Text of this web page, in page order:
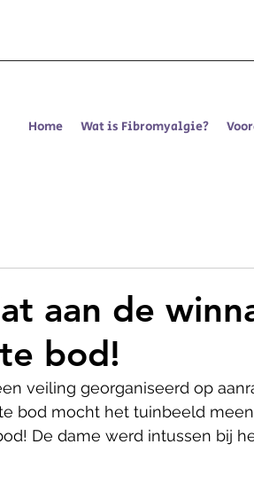
Home Wat is Fibromyalgie?
aan de
bod!
veiling georganiseerd op
bod mocht het tuinbeeld
De dame werd intussen bij